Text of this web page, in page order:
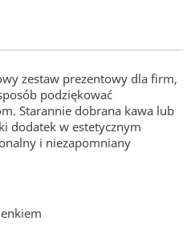
zestaw prezentowy dla firm,
podziękować
Starannie dobrana kawa lub
dodatek w estetycznym
i niezapomniany